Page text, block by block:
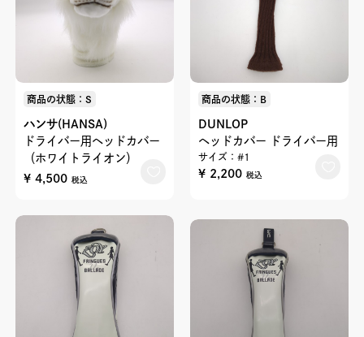
商品の状態：S
ハンサ(HANSA)
ドライバー用ヘッドカバー
（ホワイトライオン）
¥ 4,500 税込
商品の状態：B
DUNLOP
ヘッドカバー ドライバー用
サイズ：#1
¥ 2,200 税込